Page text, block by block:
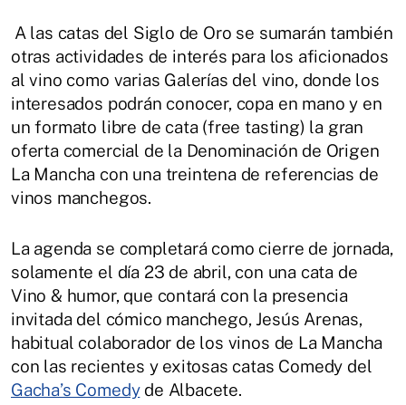
A las catas del Siglo de Oro se sumarán también
otras actividades de interés para los aficionados
al vino como varias Galerías del vino, donde los
interesados podrán conocer, copa en mano y en
un formato libre de cata (free tasting) la gran
oferta comercial de la Denominación de Origen
La Mancha con una treintena de referencias de
vinos manchegos.
La agenda se completará como cierre de jornada,
solamente el día 23 de abril, con una cata de
Vino & humor, que contará con la presencia
invitada del cómico manchego, Jesús Arenas,
habitual colaborador de los vinos de La Mancha
con las recientes y exitosas catas Comedy del
Gacha’s Comedyde Albacete.